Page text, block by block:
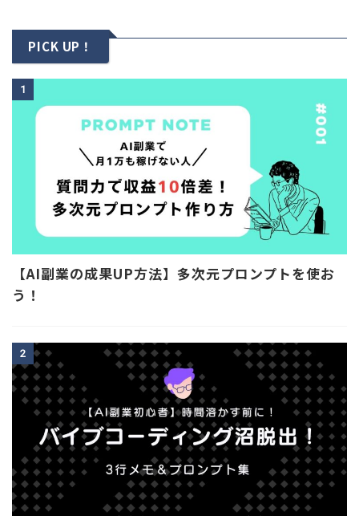
PICK UP！
1
【AI副業の成果UP方法】多次元プロンプトを使お
う！
2